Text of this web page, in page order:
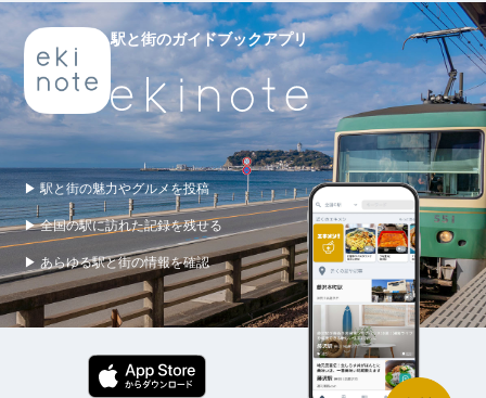
駅と街のガイドブックアプリ
▶ 駅と街の魅力やグルメを投稿
▶ 全国の駅に訪れた記録を残せる
▶ あらゆる駅と街の情報を確認